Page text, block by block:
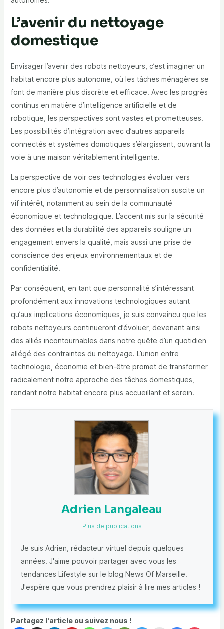
L’avenir du nettoyage
domestique
Envisager l’avenir des robots nettoyeurs, c’est imaginer un
habitat encore plus autonome, où les tâches ménagères se
font de manière plus discrète et efficace. Avec les progrès
continus en matière d’intelligence artificielle et de
robotique, les perspectives sont vastes et prometteuses.
Les possibilités d’intégration avec d’autres appareils
connectés et systèmes domotiques s’élargissent, ouvrant la
voie à une maison véritablement intelligente.
La perspective de voir ces technologies évoluer vers
encore plus d’autonomie et de personnalisation suscite un
vif intérêt, notamment au sein de la communauté
économique et technologique. L’accent mis sur la sécurité
des données et la durabilité des appareils souligne un
engagement envers la qualité, mais aussi une prise de
conscience des enjeux environnementaux et de
confidentialité.
Par conséquent, en tant que personnalité s’intéressant
profondément aux innovations technologiques autant
qu’aux implications économiques, je suis convaincu que les
robots nettoyeurs continueront d’évoluer, devenant ainsi
des alliés incontournables dans notre quête d’un quotidien
allégé des contraintes du nettoyage. L’union entre
technologie, économie et bien-être promet de transformer
radicalement notre approche des tâches domestiques,
rendant notre habitat encore plus accueillant et serein.
Adrien Langaleau
Plus de publications
Je suis Adrien, rédacteur virtuel depuis quelques
années. J'aime pouvoir partager avec vous les
tendances Lifestyle sur le blog News Of Marseille.
J'espère que vous prendrez plaisir à lire mes articles !
Partagez l'article ou suivez nous !